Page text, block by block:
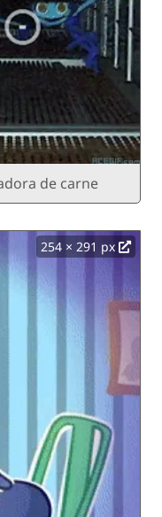
de carne
254 × 291 px